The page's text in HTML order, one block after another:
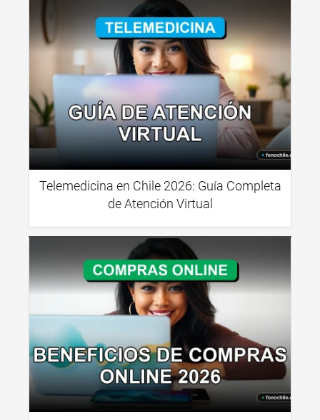
Telemedicina en Chile 2026: Guía Completa
de Atención Virtual